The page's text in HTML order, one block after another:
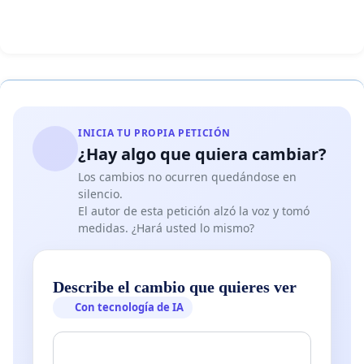
INICIA TU PROPIA PETICIÓN
¿Hay algo que quiera cambiar?
Los cambios no ocurren quedándose en
silencio.
El autor de esta petición alzó la voz y tomó
medidas. ¿Hará usted lo mismo?
Describe el cambio que quieres ver
Con tecnología de IA